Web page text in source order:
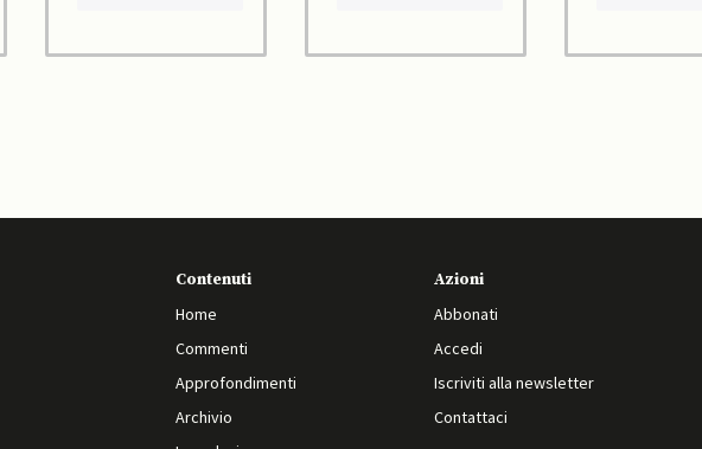
Contenuti
Home
Commenti
Approfondimenti
Archivio
Azioni
Abbonati
Accedi
Iscriviti alla newsletter
Contattaci